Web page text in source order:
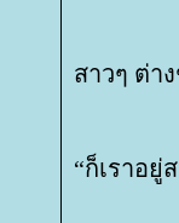
สาวๆ ต่า
“ก็เราอยู่